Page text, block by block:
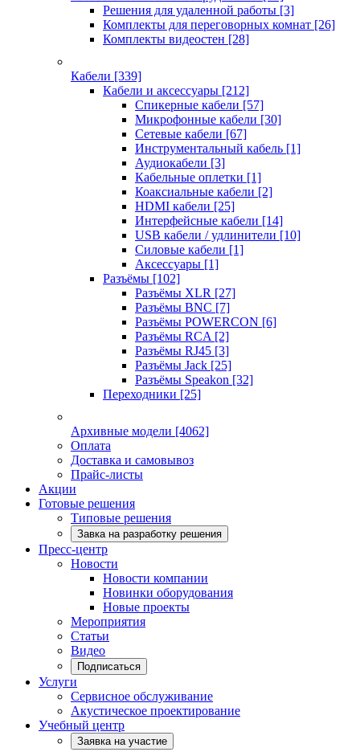
Решения для удаленной работы [3]
Комплекты для переговорных комнат [26]
Комплекты видеостен [28]
Кабели [339]
Кабели и аксессуары [212]
Спикерные кабели [57]
Микрофонные кабели [30]
Сетевые кабели [67]
Инструментальный кабель [1]
Аудиокабели [3]
Кабельные оплетки [1]
Коаксиальные кабели [2]
HDMI кабели [25]
Интерфейсные кабели [14]
USB кабели / удлинители [10]
Силовые кабели [1]
Аксессуары [1]
Разъёмы [102]
Разъёмы XLR [27]
Разъёмы BNC [7]
Разъёмы POWERCON [6]
Разъёмы RCA [2]
Разъёмы RJ45 [3]
Разъёмы Jack [25]
Разъёмы Speakon [32]
Переходники [25]
Архивные модели [4062]
Оплата
Доставка и самовывоз
Прайс-листы
Акции
Готовые решения
Типовые решения
Завка на разработку решения
Пресс-центр
Новости
Новости компании
Новинки оборудования
Новые проекты
Мероприятия
Статьи
Видео
Подписаться
Услуги
Сервисное обслуживание
Акустическое проектирование
Учебный центр
Заявка на участие